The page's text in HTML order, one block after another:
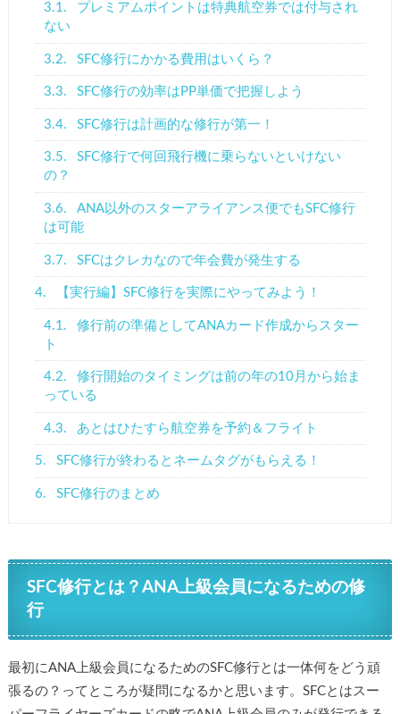
3.1.
プレミアムポイントは特典航空券では付与され
ない
3.2. SFC修行にかかる費用はいくら？
3.3. SFC修行の効率はPP単価で把握しよう
3.4. SFC修行は計画的な修行が第一！
3.5.
SFC修行で何回飛行機に乗らないといけない
の？
3.6.
ANA以外のスターアライアンス便でもSFC修行
は可能
3.7. SFCはクレカなので年会費が発生する
4. 【実行編】SFC修行を実際にやってみよう！
4.1.
修行前の準備としてANAカード作成からスター
ト
4.2.
修行開始のタイミングは前の年の10月から始ま
っている
4.3. あとはひたすら航空券を予約＆フライト
5. SFC修行が終わるとネームタグがもらえる！
6. SFC修行のまとめ
SFC修行とは？ANA上級会員になるための修
行
最初にANA上級会員になるためのSFC修行とは一体何をどう頑
張るの？ってところが疑問になるかと思います。SFCとはスー